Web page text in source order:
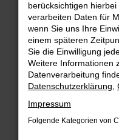
Fehler:
Beim Laden ist ein
Hier sind ein paar
Überprüfe deine
Laden andere
berücksichtigen
verarbeiten Daten für
wenn Sie uns Ihre
einem späteren
Sie die Einwilligung
Weitere Informationen
Datenverarbeitung
Datenschutzerklärung
Impressum
Folgende Kategorien von